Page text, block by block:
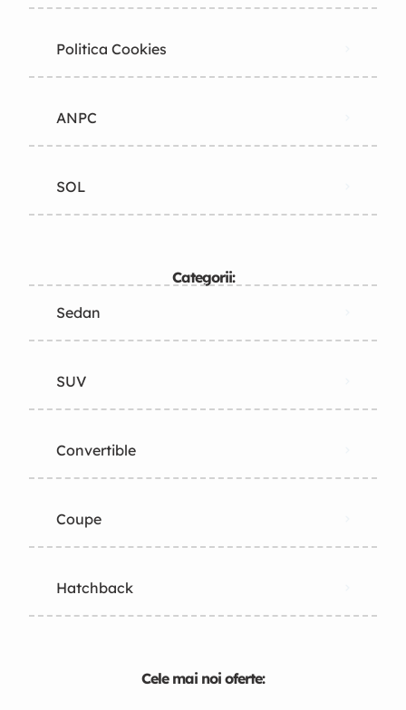
Politica Cookies
ANPC
SOL
Categorii:
Sedan
SUV
Convertible
Coupe
Hatchback
Cele mai noi oferte: